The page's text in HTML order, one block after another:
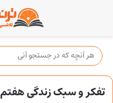
تفکر و سبک زندگی هفتم